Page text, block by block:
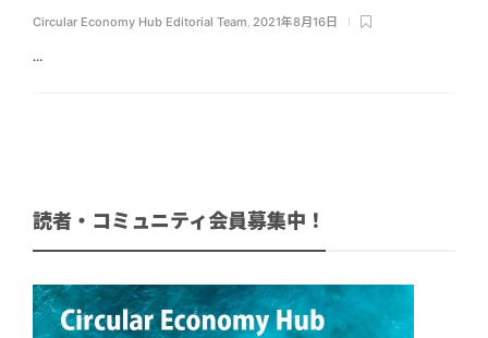
Circular Economy Hub Editorial Team 2021年8月16日
...
読者・コミュニティ会員募集中！